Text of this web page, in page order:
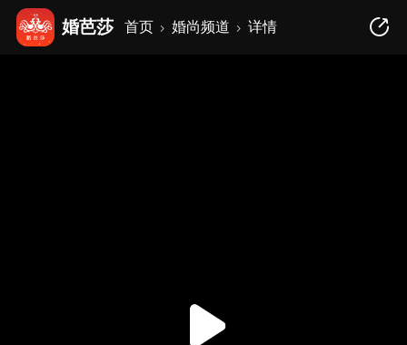
婚芭莎 首页 婚尚频道 详情